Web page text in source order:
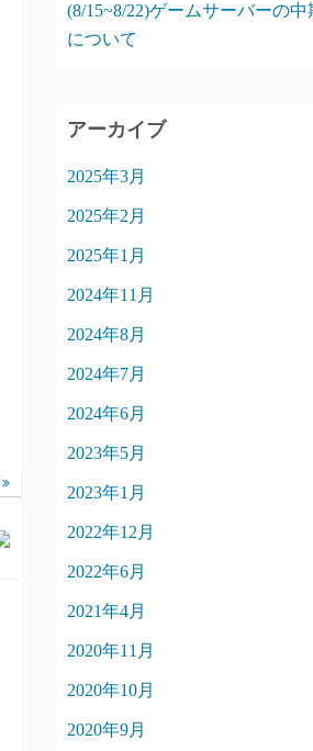
(8/15~8/22)ゲームサーバーの
について
アーカイブ
2025年3月
2025年2月
2025年1月
2024年11月
2024年8月
2024年7月
2024年6月
2023年5月
2023年1月
2022年12月
2022年6月
2021年4月
2020年11月
2020年10月
2020年9月